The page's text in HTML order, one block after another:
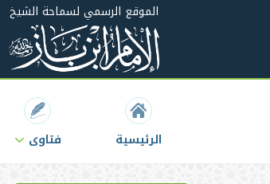
الموقع الرسمي لسماحة الشيخ
الرئيسية فتاوى